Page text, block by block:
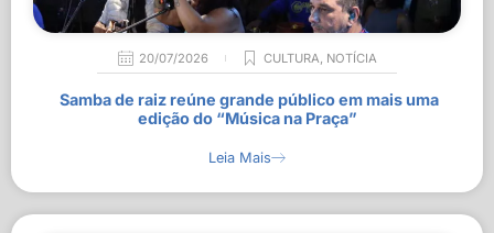
20/07/2026 CULTURA, NOTÍCIA
Samba de raiz reúne grande público em mais uma
edição do “Música na Praça”
Leia Mais